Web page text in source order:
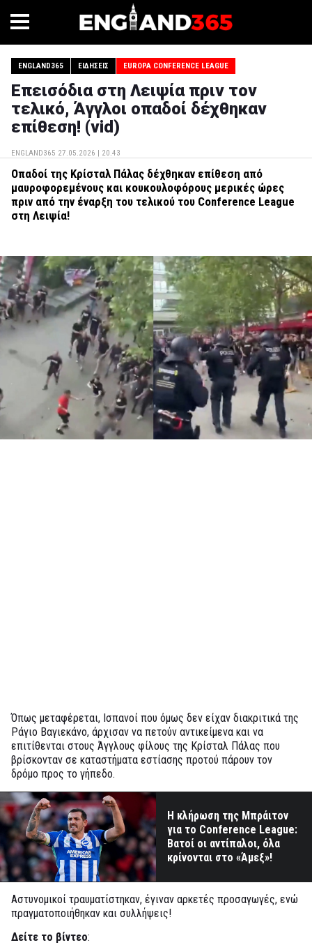
ENGLAND365 ΕΙΔΉΣΕΙΣ EUROPA CONFERENCE LEAGUE
Επεισόδια στη Λειψία πριν τον
τελικό, Άγγλοι οπαδοί δέχθηκαν
επίθεση! (vid)
ENGLAND365 27.05.2026 | 20.43
Οπαδοί της Κρίσταλ Πάλας δέχθηκαν επίθεση από
μαυροφορεμένους και κουκουλοφόρους μερικές ώρες
πριν από την έναρξη του τελικού του Conference League
στη Λειψία!
Όπως μεταφέρεται, Ισπανοί που όμως δεν είχαν διακριτικά της
Ράγιο Βαγιεκάνο, άρχισαν να πετούν αντικείμενα και να
επιτίθενται στους Άγγλους φίλους της Κρίσταλ Πάλας που
βρίσκονταν σε καταστήματα εστίασης προτού πάρουν τον
δρόμο προς το γήπεδο.
Η κλήρωση της Μπράιτον
για το Conference League:
Βατοί οι αντίπαλοι, όλα
κρίνονται στο «Άμεξ»!
Αστυνομικοί τραυματίστηκαν, έγιναν αρκετές προσαγωγές, ενώ
πραγματοποιήθηκαν και συλλήψεις!
Δείτε το βίντεο: